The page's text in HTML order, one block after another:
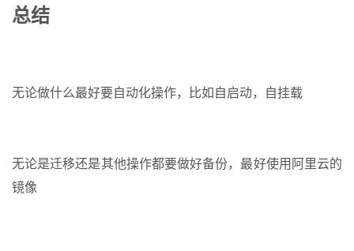
总结
无论做什么最好要自动化操作，比如自启动，自挂载
无论是迁移还是其他操作都要做好备份，最好使用阿里云的
镜像